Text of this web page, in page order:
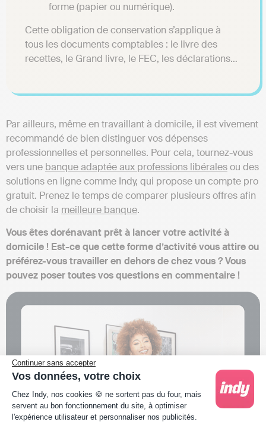
Continuer sans accepter
Vos données, votre choix
Plateforme de Gestion du Consentement :
Chez Indy, nos cookies 🍪 ne sortent pas du four, mais
servent au bon fonctionnement du site, à optimiser
l'expérience utilisateur et personnaliser nos publicités.
forme (papier ou numérique).
Cette obligation de conservation s’applique à
tous les documents comptables : le livre des
recettes, le Grand livre, le FEC, les déclarations…
Par ailleurs, même en travaillant à domicile, il est vivement
recommandé de bien distinguer vos dépenses
professionnelles et personnelles. Pour cela, tournez-vous
vers une banque adaptée aux professions libéralesou des
solutions en ligne comme Indy, qui propose un compte pro
gratuit. Prenez le temps de comparer plusieurs offres afin
de choisir la meilleure banque.
Vous êtes dorénavant prêt à lancer votre activité à
domicile ! Est-ce que cette forme d’activité vous attire ou
préférez-vous travailler en dehors de chez vous ? Vous
pouvez poser toutes vos questions en commentaire !